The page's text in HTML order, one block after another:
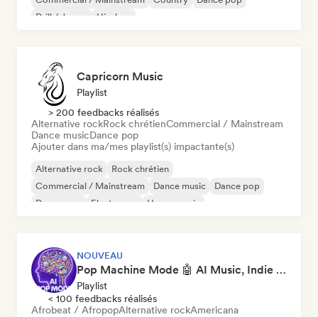
Drill / Jersey
Hip-hop
Capricorn Music
Playlist
> 200 feedbacks réalisés
Alternative rockRock chrétienCommercial / Mainstream
Dance musicDance pop
Ajouter dans ma/mes playlist(s) impactante(s)
Alternative rock
Rock chrétien
Commercial / Mainstream
Dance music
Dance pop
Dream pop
Electropop House music
NOUVEAU
Pop Machine Mode 🤖 AI Music, Indie Pop & Dream Pop
Playlist
< 100 feedbacks réalisés
Afrobeat / AfropopAlternative rockAmericana